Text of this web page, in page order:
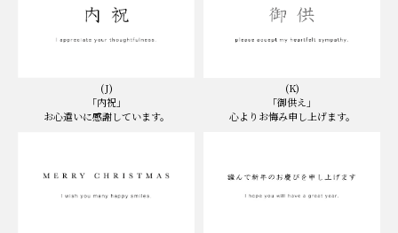
(J)
「内祝」
お心遣いに感謝しています。
(K)
「御供え」
心よりお悔み申し上げます。